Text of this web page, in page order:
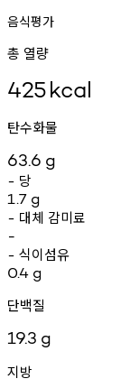
음식평가
총 열량
425kcal
탄수화물
63.6 g
- 당
1.7 g
- 대체 감미료
-
- 식이섬유
0.4 g
단백질
19.3 g
지방